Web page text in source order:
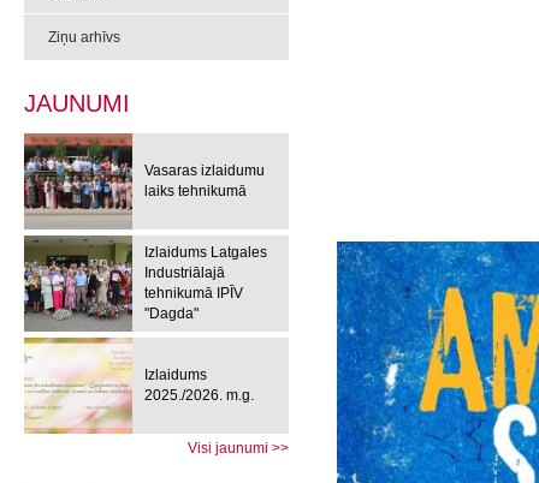
Ziņu arhīvs
JAUNUMI
Vasaras izlaidumu
laiks tehnikumā
Izlaidums Latgales
Industriālajā
tehnikumā IPĪV
"Dagda"
Izlaidums
2025./2026. m.g.
Visi jaunumi >>